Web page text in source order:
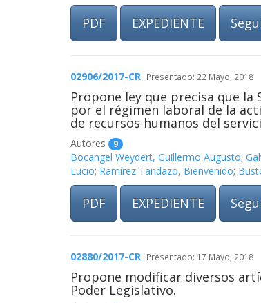
PDF EXPEDIENTE
02906/2017-CR Presentado: 22 Mayo, 2018
Propone ley que precisa que
por el régimen laboral de la
de recursos humanos del
Autores 9
Bocangel Weydert, Guillermo Augusto;
Lucio; Ramírez Tandazo, Bienvenido;
PDF EXPEDIENTE
02880/2017-CR Presentado: 17 Mayo, 2018
Propone modificar diversos
Poder Legislativo.